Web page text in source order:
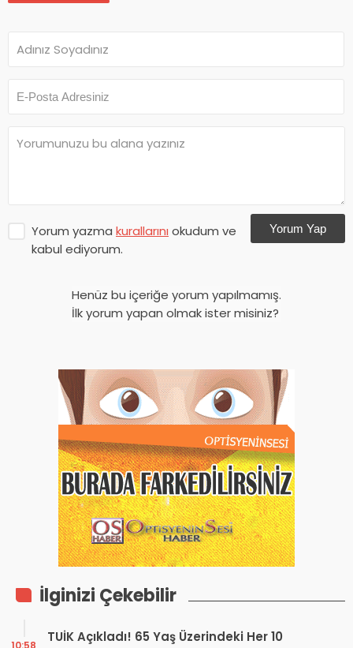
Yorum yazma kurallarını okudum ve
kabul ediyorum.
Yorum Yap
Henüz bu içeriğe yorum yapılmamış.
İlk yorum yapan olmak ister misiniz?
İlginizi Çekebilir
TUİK Açıkladı! 65 Yaş Üzerindeki Her 10